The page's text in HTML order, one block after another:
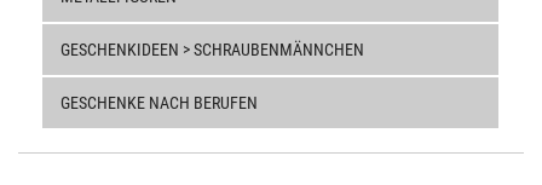
GESCHENKIDEEN > SCHRAUBENMÄNNCHEN
GESCHENKE NACH BERUFEN